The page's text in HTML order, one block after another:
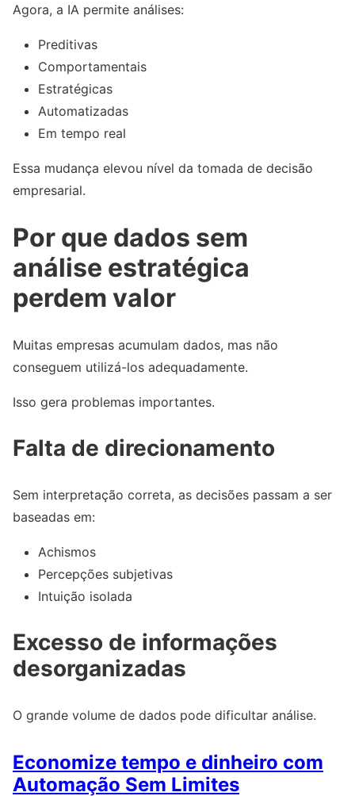
Agora, a IA permite análises:
Preditivas
Comportamentais
Estratégicas
Automatizadas
Em tempo real
Essa mudança elevou nível da tomada de decisão
empresarial.
Por que dados sem
análise estratégica
perdem valor
Muitas empresas acumulam dados, mas não
conseguem utilizá-los adequadamente.
Isso gera problemas importantes.
Falta de direcionamento
Sem interpretação correta, as decisões passam a ser
baseadas em:
Achismos
Percepções subjetivas
Intuição isolada
Excesso de informações
desorganizadas
O grande volume de dados pode dificultar análise.
Economize tempo e dinheiro com
Automação Sem Limites